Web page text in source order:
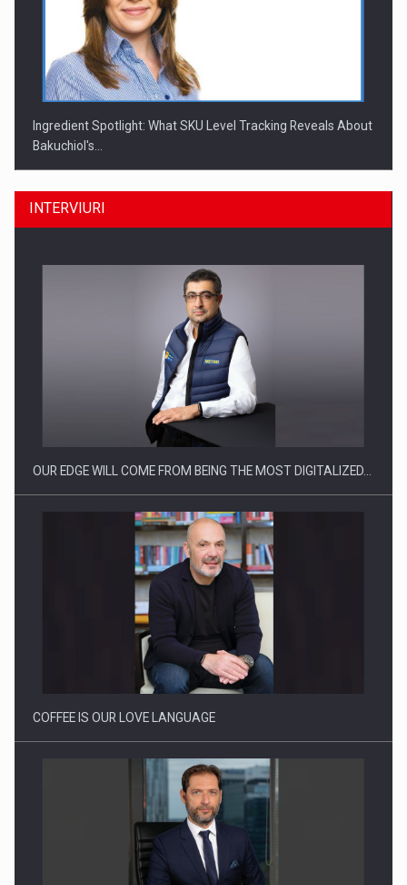
Ingredient Spotlight: What SKU Level Tracking Reveals About
Bakuchiol's…
Producatorii si comerciantii care nu se supun noilor
Proteinmaxxing and the Future of Protein Demand
INTERVIURI
OUR EDGE WILL COME FROM BEING THE MOST DIGITALIZED…
COFFEE IS OUR LOVE LANGUAGE